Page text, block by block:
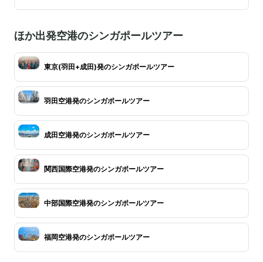
ほか出発空港のシンガポールツアー
東京(羽田+成田)発のシンガポールツアー
羽田空港発のシンガポールツアー
成田空港発のシンガポールツアー
関西国際空港発のシンガポールツアー
中部国際空港発のシンガポールツアー
福岡空港発のシンガポールツアー